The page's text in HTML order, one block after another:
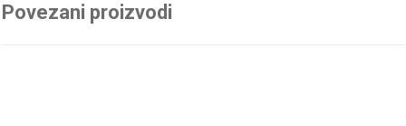
Povezani proizvodi